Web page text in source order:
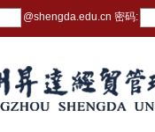
@shengda.edu.cn 密码: